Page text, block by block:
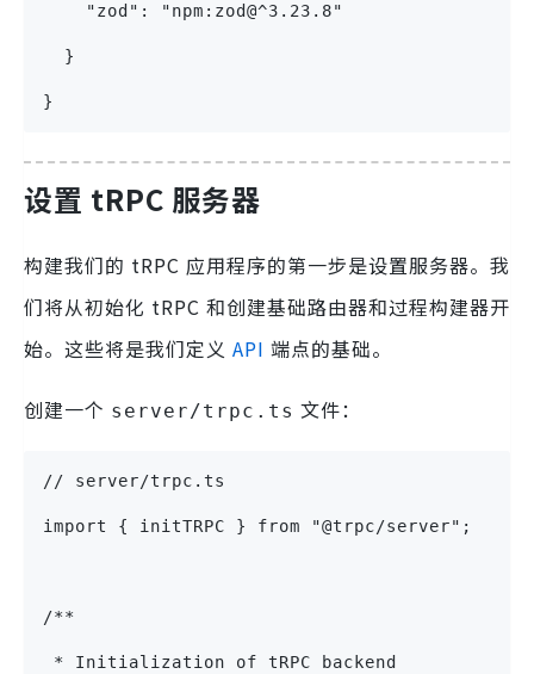
    "zod": "npm:zod@^3.23.8"
  }
}
设置 tRPC 服务器
构建我们的 tRPC 应用程序的第一步是设置服务器。我
们将从初始化 tRPC 和创建基础路由器和过程构建器开
始。这些将是我们定义 API 端点的基础。
创建一个 server/trpc.ts 文件：
// server/trpc.ts
import { initTRPC } from "@trpc/server";
/**
* Initialization of tRPC backend